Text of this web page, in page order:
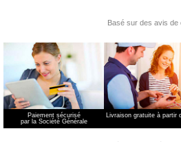
Paiement sécurisé
par la Société Générale
Livraison gratuite à partir